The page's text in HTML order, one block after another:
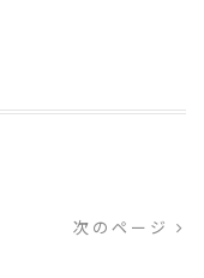
次のページ